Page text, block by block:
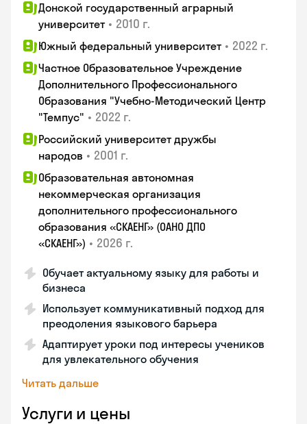
Донской государственный аграрный
университет • 2010 г.
Южный федеральный университет • 2022 г.
Частное Образовательное Учреждение
Дополнительного Профессионального
Образования "Учебно-Методический Центр
"Темпус" • 2022 г.
Российский университет дружбы
народов • 2001 г.
Образовательная автономная
некоммерческая организация
дополнительного профессионального
образования «СКАЕНГ» (ОАНО ДПО
«СКАЕНГ») • 2026 г.
Обучает актуальному языку для работы и
бизнеса
Использует коммуникативный подход для
преодоления языкового барьера
Адаптирует уроки под интересы учеников
для увлекательного обучения
Читать дальше
Услуги и цены